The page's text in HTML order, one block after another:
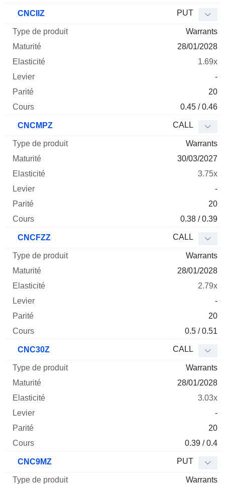
CNCIIZ PUT
Warrants
28/01/2028
1.69x
-
20
0.45 / 0.46
CNCMPZ CALL
Warrants
30/03/2027
3.75x
-
20
0.38 / 0.39
CNCFZZ CALL
Warrants
28/01/2028
2.79x
-
20
0.5 / 0.51
CNC30Z CALL
Warrants
28/01/2028
3.03x
-
20
0.39 / 0.4
CNC9MZ PUT
Warrants